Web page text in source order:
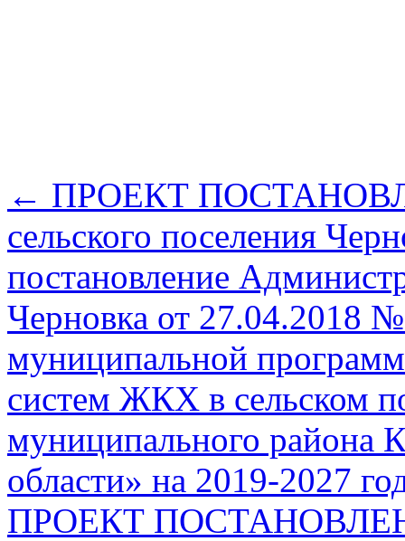
← ПРОЕКТ
сельского поселения
постановление
Черновка от 27.04.2018
муниципальной
систем ЖКХ в сельском
муниципального района
области» на 2019-2027
ПРОЕКТ